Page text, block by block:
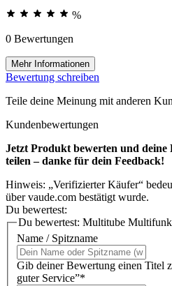
%
0 Bewertungen
Mehr Informationen
Bewertung schreiben
Teile deine Meinung mit anderen
Kundenbewertungen
Jetzt Produkt bewerten und
teilen – danke für dein Feedback!
Hinweis: „Verifizierter Käufer“
über vaude.com bestätigt wurde.
Du bewertest:
Du bewertest: Multitube
Name / Spitzname
Gib deiner Bewertung einen Titel
guter Service”*